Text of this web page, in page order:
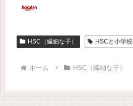
HSC（繊細な子） HSCと小学校
ホーム HSC（繊細な子）